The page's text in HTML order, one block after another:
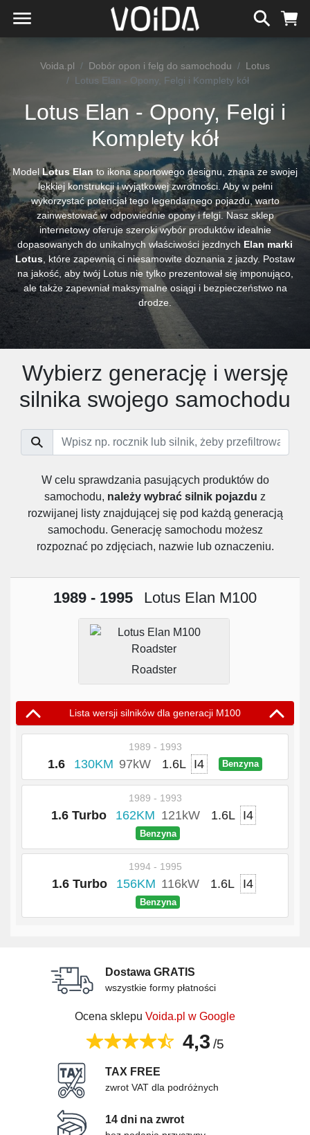
Voida.pl Dobór opon i felg do samochodu
Lotus
Lotus Elan - Opony, Felgi i Komplety kół
Lotus Elan - Opony, Felgi i
Komplety kół
Model Lotus Elan to ikona sportowego designu, znana ze swojej
lekkiej konstrukcji i wyjątkowej zwrotności. Aby w pełni
wykorzystać potencjał tego legendarnego pojazdu, warto
zainwestować w odpowiednie opony i felgi. Nasz sklep
internetowy oferuje szeroki wybór produktów idealnie
dopasowanych do unikalnych właściwości jezdnych Elan marki
Lotus , które zapewnią ci niesamowite doznania z jazdy. Postaw
na jakość, aby twój Lotus nie tylko prezentował się imponująco,
ale także zapewniał maksymalne osiągi i bezpieczeństwo na
drodze.
Wybierz generację i wersję
silnika swojego samochodu
W celu sprawdzania pasujących produktów do
samochodu, należy wybrać silnik pojazdu z
rozwijanej listy znajdującej się pod każdą generacją
samochodu. Generację samochodu możesz
rozpoznać po zdjęciach, nazwie lub oznaczeniu.
1989 - 1995 Lotus Elan M100
Roadster
Lista wersji silników dla generacji M100
1989 - 1993
1.6 130KM 97kW 1.6L I4 Benzyna
1989 - 1993
1.6 Turbo 162KM 121kW 1.6L I4
Benzyna
1994 - 1995
1.6 Turbo 156KM 116kW 1.6L I4
Benzyna
Dostawa GRATIS
wszystkie formy płatności
Ocena sklepu Voida.pl w Google
4,3 /5
TAX FREE
zwrot VAT dla podróżnych
14 dni na zwrot